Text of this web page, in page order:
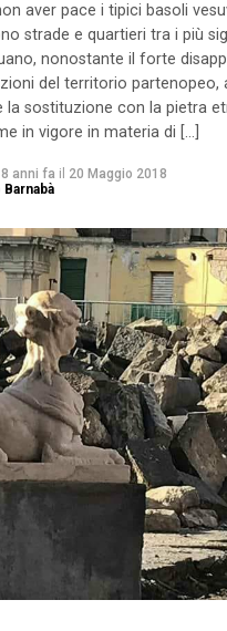
aver pace i tipici basoli
strade e quartieri tra i più
nonostante il forte
del territorio partenopeo,
la sostituzione con la pietra
in vigore in materia di […]
8 anni fa il 20 Maggio 2018